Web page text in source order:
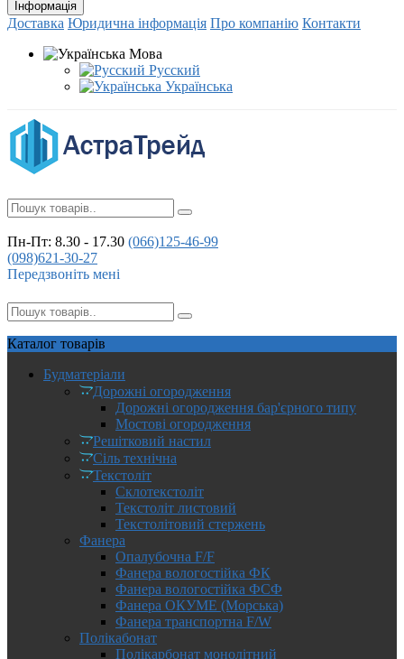
Інформація
Доставка Юридична інформація Про компанію Контакти
Мова
Русский
Українська
Пн-Пт: 8.30 - 17.30 (066)125-46-99
(098)621-30-27
Передзвоніть мені
Каталог товарів
Будматеріали
Дорожні огородження
Дорожні огородження бар'єрного типу
Мостові огородження
Решітковий настил
Сіль технічна
Текстоліт
Склотекстоліт
Текстоліт листовий
Текстолітовий стержень
Фанера
Опалубочна F/F
Фанера вологостійка ФК
Фанера вологостійка ФСФ
Фанера ОКУМЕ (Морська)
Фанера транспортна F/W
Полікабонат
Полікарбонат монолітний